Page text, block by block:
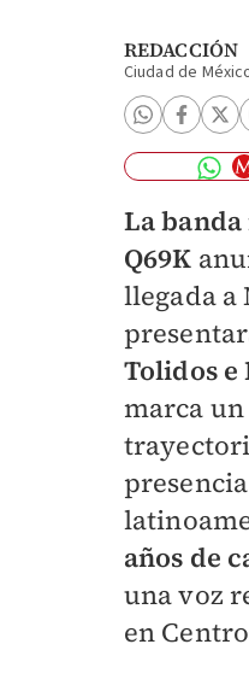
REDACCIÓN
Ciudad de
La
Q69K
llegada a
Tolidos
marca un
años de
una voz
en